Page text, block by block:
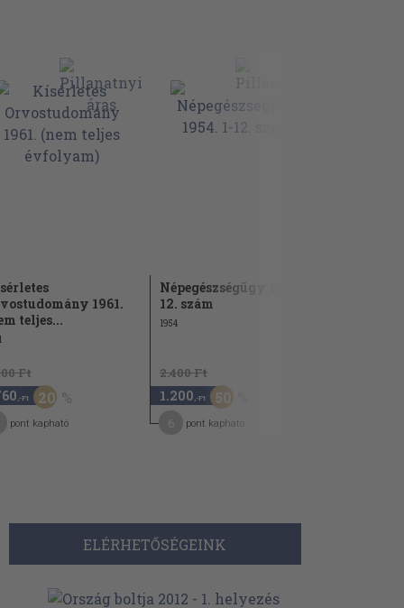
1961.
teljes...
Ft
,-Ft 20
pont kapható
Népegészségügy 1954. 1-
12. szám
1954
2.400 Ft
1.200 ,-Ft 50
pont kapható
ELÉRHETŐSÉGEINK